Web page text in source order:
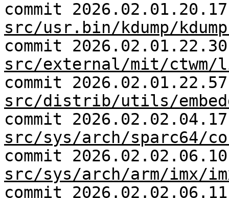
commit
src/usr.bin/kdump/
commit
src/external/mit/ctwm/
commit
src/distrib/utils/
commit
src/sys/arch/sparc64/
commit
src/sys/arch/arm/imx/
commit